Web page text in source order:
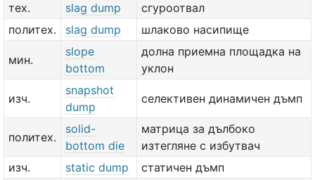
тех.
slag dump
сгуроотвал
политех.
slag dump шлаково насипище
мин.
slope
bottom
долна приемна площадка на
уклон
изч.
snapshot
dump
селективен динамичен дъмп
политех.
solid-
bottom die
матрица за дълбоко
изтегляне с избутвач
изч.
static dump
статичен дъмп